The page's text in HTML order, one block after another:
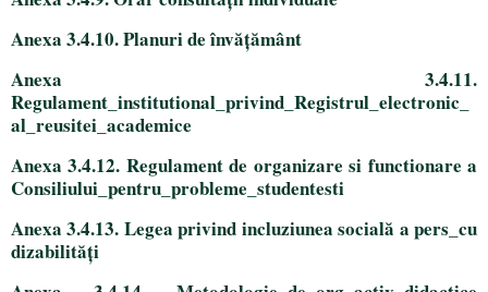
Anexa 3.4.10. Planuri de învățământ
Anexa 3.4.11.
Regulament_institutional_privind_Registrul_electronic_
al_reusitei_academice
Anexa 3.4.12. Regulament de organizare si functionare a
Consiliului_pentru_probleme_studentesti
Anexa 3.4.13. Legea privind incluziunea socială a pers_cu
dizabilități